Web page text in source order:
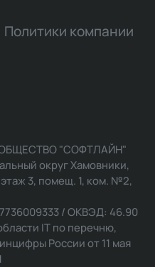
Политики компании
"СОФТЛАЙН"
округ Хамовники,
этаж 3, помещ. 1, ком. №2,
/ ОКВЭД: 46.90
IT по перечню,
России от 11 мая